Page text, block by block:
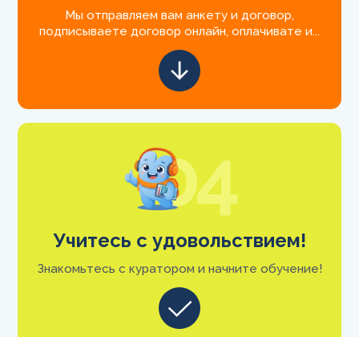
Мы отправляем вам анкету и договор,
подписываете договор онлайн, оплачивате и...
Учитесь с удовольствием!
Знакомьтесь с куратором и начните обучение!